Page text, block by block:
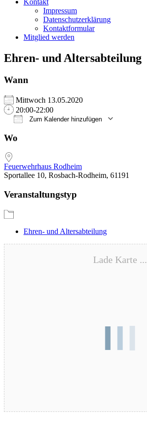
Kontakt
Impressum
Datenschutzerklärung
Kontaktformular
Mitglied werden
Ehren- und Altersabteilung
Wann
Mittwoch 13.05.2020
20:00-22:00
Zum Kalender hinzufügen
Wo
Feuerwehrhaus Rodheim
Sportallee 10, Rosbach-Rodheim, 61191
Veranstaltungstyp
Ehren- und Altersabteilung
Lade Karte ...
Blutspende – 17.08.2026